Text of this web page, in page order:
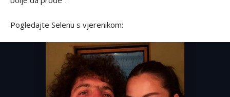
Pogledajte Selenu s vjerenikom: